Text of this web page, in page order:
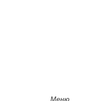
Меню